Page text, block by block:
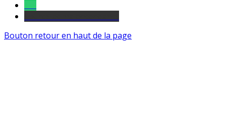
Bouton retour en haut de la page